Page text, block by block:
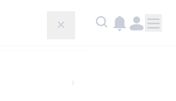
✕
›